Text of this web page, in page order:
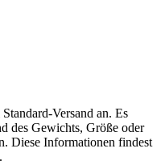
Versand an. Es
des Gewichts, Größe oder
Diese Informationen findest